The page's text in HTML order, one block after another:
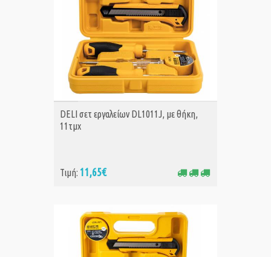
ΑΓΟΡΑ
DELI σετ εργαλείων DL1011J, με θήκη,
11τμχ
Τιμή: 11,65€